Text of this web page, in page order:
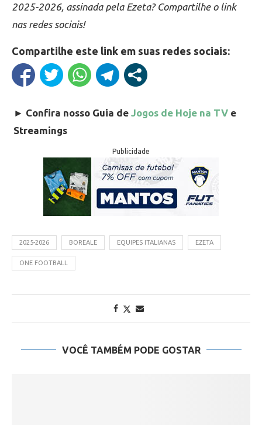
2025-2026, assinada pela Ezeta? Compartilhe o link
nas redes sociais!
Compartilhe este link em suas redes sociais:
► Confira nosso Guia de Jogos de Hoje na TV e
Streamings
Publicidade
2025-2026 BOREALE EQUIPES ITALIANAS EZETA
ONE FOOTBALL
VOCÊ TAMBÉM PODE GOSTAR